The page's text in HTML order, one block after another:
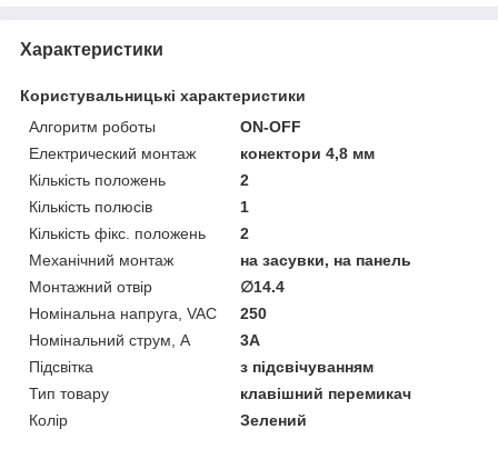
Характеристики
Користувальницькі характеристики
Алгоритм роботы
ON-OFF
Електрический монтаж
конектори 4,8 мм
Кількість положень
2
Кількість полюсів
1
Кількість фікс. положень
2
Механічний монтаж
на засувки, на панель
Монтажний отвір
∅14.4
Номінальна напруга, VAC
250
Номінальний струм, А
3А
Підсвітка
з підсвічуванням
Тип товару
клавішний перемикач
Колір
Зелений